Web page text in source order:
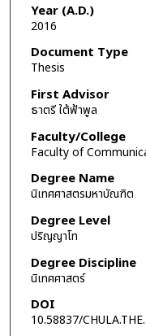
Year (A.D.)
2016
Document Type
Thesis
First Advisor
ธาตรี ใต้ฟ้าพูล
Faculty/College
Faculty of
Degree Name
นิเทศศาสตรมหาบัณฑิต
Degree Level
ปริญญาโท
Degree Discipline
นิเทศศาสตร์
DOI
10.58837/